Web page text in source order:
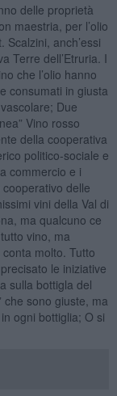
delle proprietà
maestria, per l’olio
anch’essi
Terre dell’Etruria. I
che l’olio hanno
consumati in giusta
Due
Vino rosso
della cooperativa
politico-sociale e
commercio e i
delle
vini della Val di
ma qualcuno ce
vino, ma
molto. Tutto
le iniziative
sulla bottigla del
che sono giuste, ma
ogni bottiglia; O si